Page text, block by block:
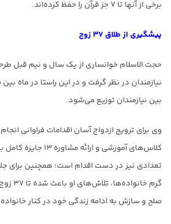
برخی از آنها تا ۷ جز قرآن را حفظ کرده‌اند.
پیشگیری از طلاق ۳۷ زوج
حجت الاسلام خوانساری از یک سال و نیم قبل
بین نیازمندان توزیع می‌شود.
وی برای ترویج ازدواج آسان اقدامات فراوانی
کلاس‌های آموزشی و
تعدادی نیز در دست اقدام است؛ همچنین برای
گرم
صلح و سازش به ادامه زندگی خود در کنار خانواده